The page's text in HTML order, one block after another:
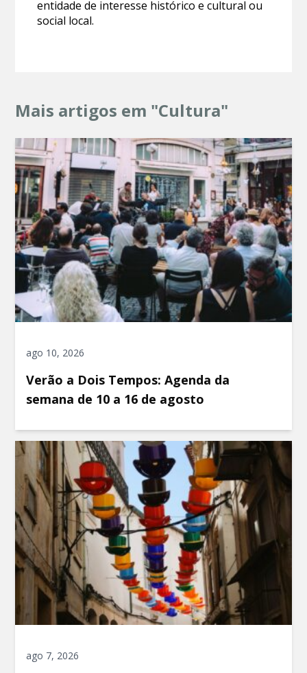
entidade de interesse histórico e cultural ou
social local.
Mais artigos em "Cultura"
ago 10, 2026
Verão a Dois Tempos: Agenda da
semana de 10 a 16 de agosto
ago 7, 2026